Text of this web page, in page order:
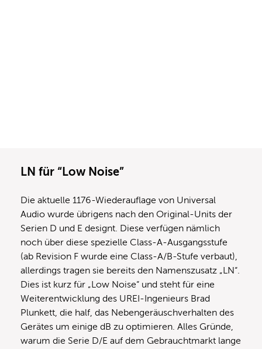
LN für “Low Noise”
Die aktuelle 1176-Wiederauflage von Universal
Audio wurde übrigens nach den Original-Units der
Serien D und E designt. Diese verfügen nämlich
noch über diese spezielle Class-A-Ausgangsstufe
(ab Revision F wurde eine Class-A/B-Stufe verbaut),
allerdings tragen sie bereits den Namenszusatz „LN“.
Dies ist kurz für „Low Noise“ und steht für eine
Weiterentwicklung des UREI-Ingenieurs Brad
Plunkett, die half, das Nebengeräuschverhalten des
Gerätes um einige dB zu optimieren. Alles Gründe,
warum die Serie D/E auf dem Gebrauchtmarkt lange